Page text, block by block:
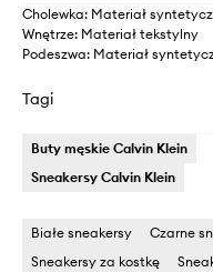
Cholewka: Materiał
Wnętrze: Materiał tekstylny
Podeszwa: Materiał
Tagi
Buty męskie Calvin Klein
Sneakersy Calvin Klein
Białe sneakersy Czarne
Sneakersy za kostkę